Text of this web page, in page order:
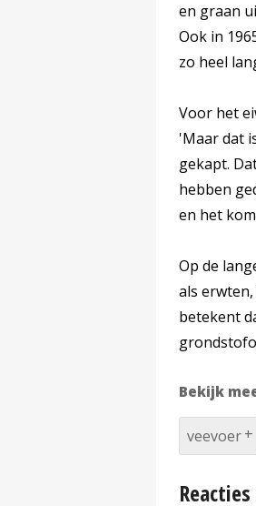
en graan
Ook in
zo heel
Voor het
'Maar dat
gekapt.
hebben
en het
Op de
als
betekent
Bekijk
veevoer